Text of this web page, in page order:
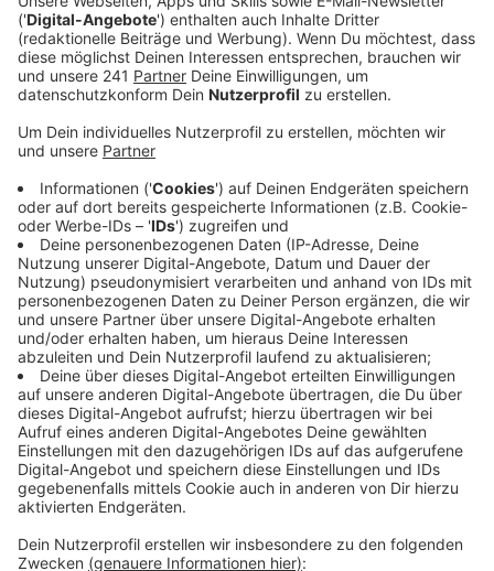
Veröffentlicht:Dienstag, 25.06.2024 11:25
Anzeige
Rund 90 Verstöße hat der KOD insgesamt
festgestellt – und kommentiert, das sei mehr als
erwartet. Zigarettenkippen, die einfach auf den Boden
geworfen werden, Verpackungs- und Essensreste sind
die häufigsten Delikte, sonst gab es vereinzelt
Probleme mit Wildpinklern. Der KOD will in Zukunft,
wenn die Personallage das hergibt, häufiger auch in
Zivil unterwegs sein, um unerkannt Verstöße ahnden zu
können. Der Müll auf Leverkusens Straßen sieht nicht
nur hässlich aus – er zieht auch Ratten an, und zum
Beispiel aus Zigarettenkippen können Schadstoffe in
Flüsse und Bäche gespült werden.
Anzeige